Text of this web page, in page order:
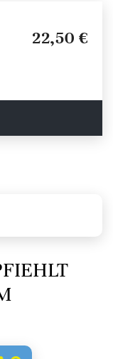
22,50 €